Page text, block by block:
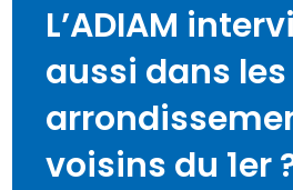
L’ADIAM
aussi dans les
voisins du 1er